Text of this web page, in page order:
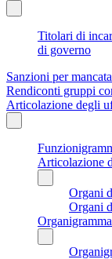
Titolari di
di governo
Sanzioni per
Rendiconti gruppi
Articolazione degli
Articolazione
Organi
Organi
Organigramma